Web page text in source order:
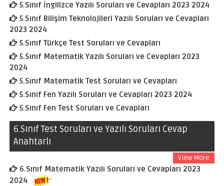
5.Sınıf İngilizce Yazılı Soruları ve Cevapları 2023 2024
5.Sınıf Bilişim Teknolojileri Yazılı Soruları ve Cevapları
2023 2024
5.Sınıf Türkçe Test Soruları ve Cevapları
5.Sınıf Matematik Yazılı Soruları ve Cevapları 2023
2024
5.Sınıf Matematik Test Soruları ve Cevapları
5.Sınıf Fen Yazılı Soruları ve Cevapları 2023 2024
5.Sınıf Fen Test Soruları ve Cevapları
6.Sınıf Test Soruları ve Yazılı Soruları Cevap
Anahtarlı
View More
6.Sınıf Matematik Yazılı Soruları ve Cevapları 2023
2024